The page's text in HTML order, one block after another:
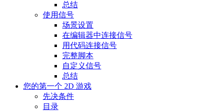
总结
使用信号
场景设置
在编辑器中连接信号
用代码连接信号
完整脚本
自定义信号
总结
您的第一个 2D 游戏
先决条件
目录